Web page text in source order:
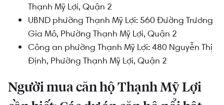
Thạnh Mỹ Lợi, Quận 2
UBND phường Thạnh Mỹ Lợi: 560 Đường Trương
Gia Mô, Phường Thạnh Mỹ Lợi, Quận 2
Công an phường Thạnh Mỹ Lợi: 480 Nguyễn Thị
Định, Phường Thạnh Mỹ Lợi, Quận 2
Người mua căn hộ Thạnh Mỹ Lợi